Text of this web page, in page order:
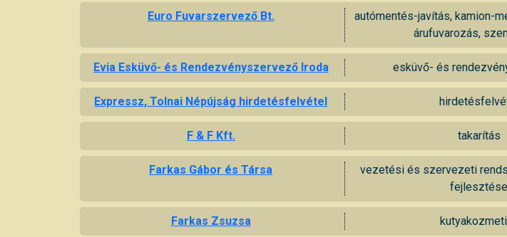
Euro Fuvarszervező Bt.
autómentés-javítás, kamion-
árufuvarozás,
Evia Esküvő- és Rendezvényszervező Iroda esküvő- és
Expressz, Tolnai Népújság hirdetésfelvétel
F & F Kft. takarítás
Farkas Gábor és Társa
vezetési és szervezeti
fejlesztése
Farkas Zsuzsa